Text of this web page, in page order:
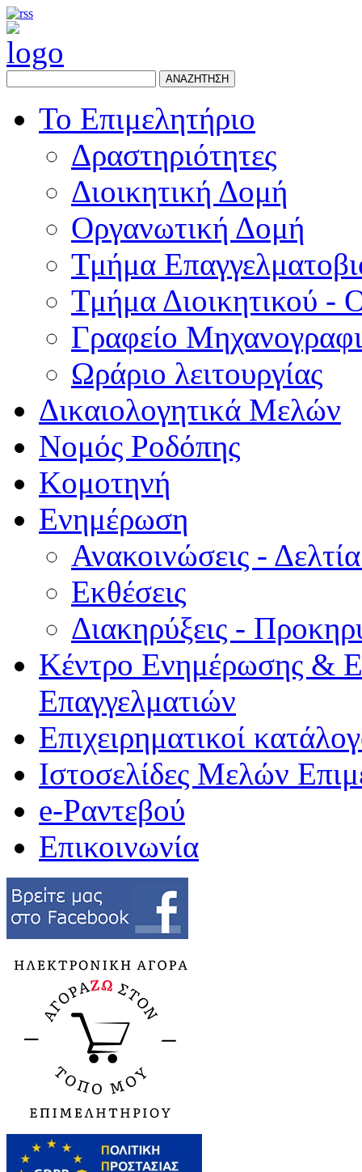
ΑΝΑΖΗΤΗΣΗ
Το Επιμελητήριο
Δραστηριότητες
Διοικητική Δομή
Οργανωτική Δομή
Τμήμα
Τμήμα Διοικητικού -
Γραφείο
Ωράριο λειτουργίας
Δικαιολογητικά Μελών
Νομός Ροδόπης
Κομοτηνή
Ενημέρωση
Ανακοινώσεις -
Εκθέσεις
Διακηρύξεις -
Κέντρο Ενημέρωσης &
Επαγγελματιών
Επιχειρηματικοί
Ιστοσελίδες Μελών
e-Ραντεβού
Επικοινωνία